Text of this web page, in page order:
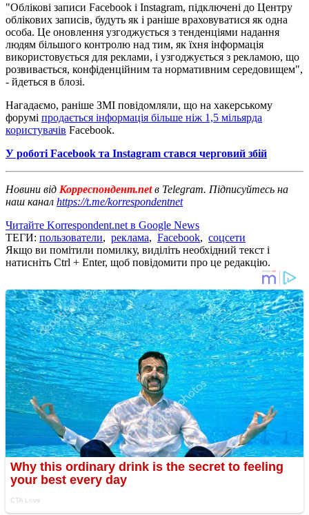
"Облікові записи Facebook і Instagram, підключені до Центру
облікових записів, будуть як і раніше враховуватися як одна
особа. Це оновлення узгоджується з тенденціями надання
людям більшого контролю над тим, як їхня інформація
використовується для реклами, і узгоджується з рекламою, що
розвивається, конфіденційним та нормативним середовищем",
- йдеться в блозі.
Нагадаємо, раніше ЗМІ повідомляли, що на хакерському
форумі продається інформація більше ніж 1,5 мільярда
користувачів Facebook.
У роботі Facebook та Instagram стався черговий збій
Новини від Корреспондент.netв Telegram. Підписуйтесь на
наш канал https://t.me/korrespondentnet
Читайте Korrespondent.net в Google News
ТЕГИ: пользователи, реклама, Facebook, соцсети
Якщо ви помітили помилку, виділіть необхідний текст і
натисніть Ctrl + Enter, щоб повідомити про це редакцію.